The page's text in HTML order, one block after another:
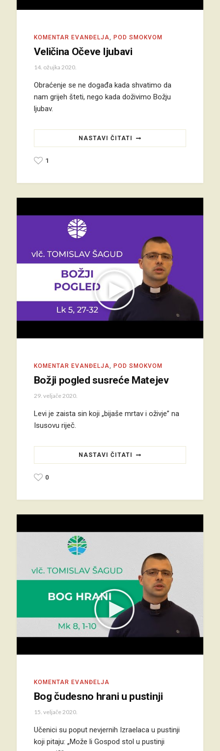
KOMENTAR EVANĐELJA, POD SMOKVOM
Veličina Očeve ljubavi
14. ožujka 2020.
Obraćenje se ne događa kada shvatimo da
nam grijeh šteti, nego kada doživimo Božju
ljubav.
NASTAVI ČITATI
1
KOMENTAR EVANĐELJA POD SMOKVOM
Božji pogled susreće Matejev
29. veljače 2020.
Levi je zaista sin koji „bijaše mrtav i oživje” na
Isusovu riječ.
NASTAVI ČITATI
0
KOMENTAR EVANĐELJA
Bog čudesno hrani u pustinji
15. veljače 2020.
Učenici su poput nevjernih Izraelaca u pustinji
koji pitaju: „Može li Gospod stol u pustinji